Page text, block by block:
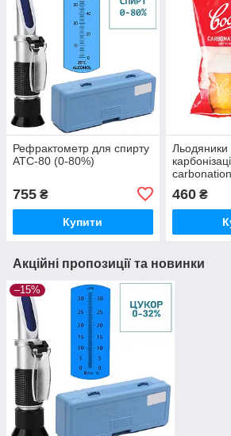
Рефрактометр для спирту
ATC-80 (0-80%)
755 ₴
Купити
Льодяники
460₴
Акційні пропозиції та новинки
–15%